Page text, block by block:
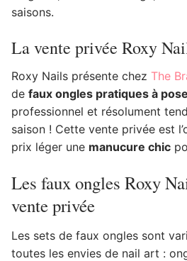
saisons.
La vente privée Roxy
Roxy Nails présente chez The
de faux ongles pratiques à
professionnel et résolument
saison ! Cette vente privée est
prix léger une manucure chic
Les faux ongles Roxy
vente privée
Les sets de faux ongles sont
toutes les envies de nail art :